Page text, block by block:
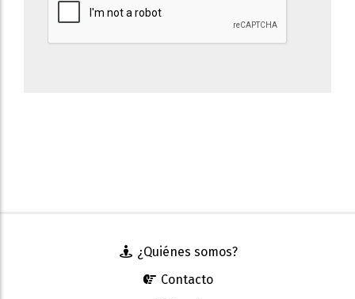
¿Quiénes somos?
Contacto